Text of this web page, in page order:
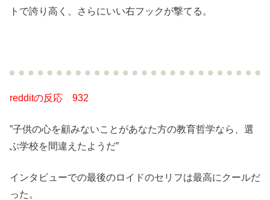
トで誇り高く、さらにいい右フックが撃てる。
redditの反応 932
”子供の心を顧みないことがあなた方の教育哲学なら、選
ぶ学校を間違えたようだ”
インタビューでの最後のロイドのセリフは最高にクールだ
った。